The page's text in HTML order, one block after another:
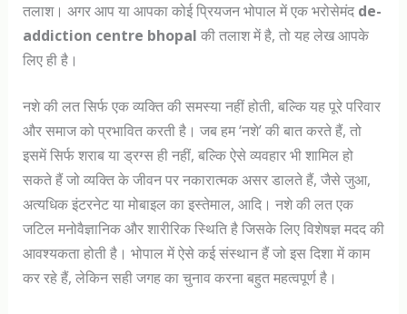
तलाश। अगर आप या आपका कोई प्रियजन भोपाल में एक भरोसेमंद de-
addiction centre bhopal की तलाश में है, तो यह लेख आपके
लिए ही है।
नशे की लत सिर्फ एक व्यक्ति की समस्या नहीं होती, बल्कि यह पूरे परिवार
और समाज को प्रभावित करती है। जब हम ‘नशे’ की बात करते हैं, तो
इसमें सिर्फ शराब या ड्रग्स ही नहीं, बल्कि ऐसे व्यवहार भी शामिल हो
सकते हैं जो व्यक्ति के जीवन पर नकारात्मक असर डालते हैं, जैसे जुआ,
अत्यधिक इंटरनेट या मोबाइल का इस्तेमाल, आदि। नशे की लत एक
जटिल मनोवैज्ञानिक और शारीरिक स्थिति है जिसके लिए विशेषज्ञ मदद की
आवश्यकता होती है। भोपाल में ऐसे कई संस्थान हैं जो इस दिशा में काम
कर रहे हैं, लेकिन सही जगह का चुनाव करना बहुत महत्वपूर्ण है।